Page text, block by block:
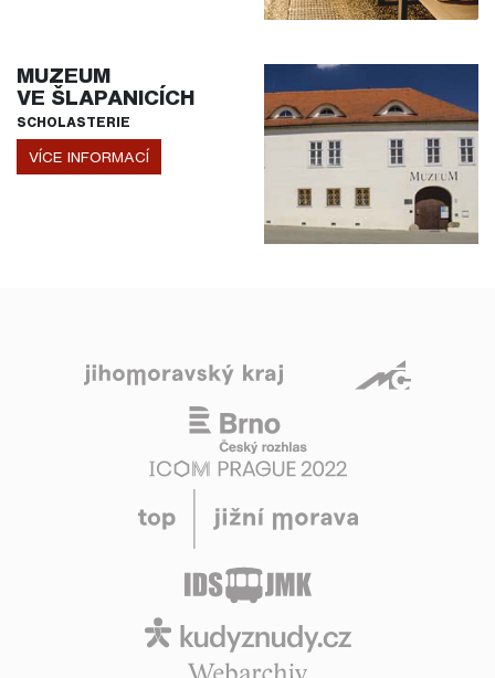
MUZEUM
VE ŠLAPANICÍCH
SCHOLASTERIE
VÍCE INFORMACÍ